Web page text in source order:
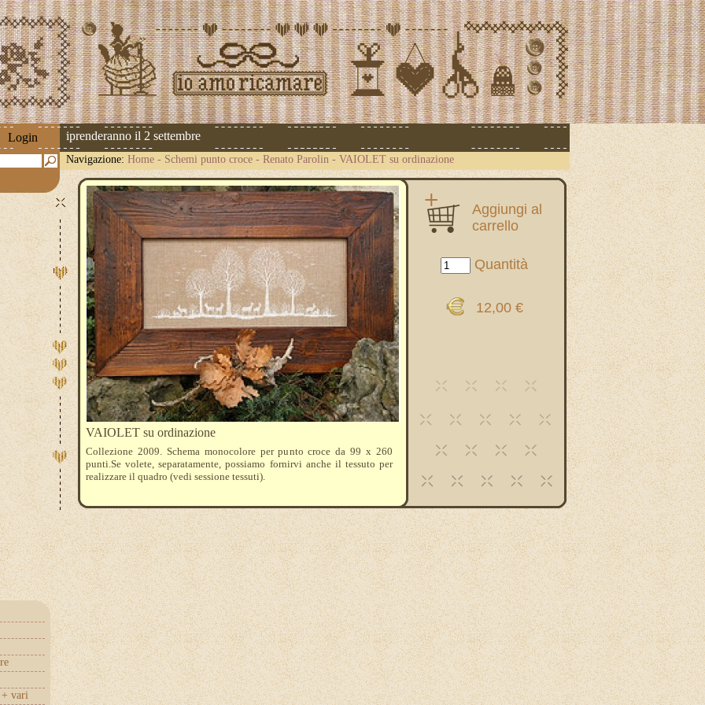
Login riprenderanno il 2 settembre
Navigazione: Home - Schemi punto croce - Renato Parolin - VAIOLET su ordinazione
+ vari
Aggiungi al
carrello
Quantità
12,00 €
VAIOLET su ordinazione
Collezione 2009. Schema monocolore per punto croce da 99 x 260
punti.Se volete, separatamente, possiamo fornirvi anche il tessuto per
realizzare il quadro (vedi sessione tessuti).